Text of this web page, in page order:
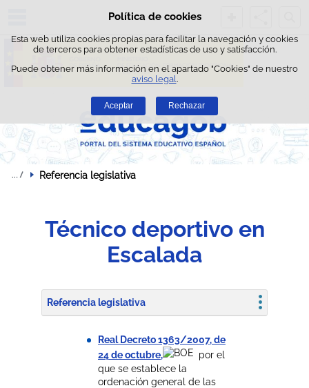
Política de cookies
Esta web utiliza cookies propias para facilitar la navegación y cookies
de terceros para obtener estadísticas de uso y satisfacción.
Puede obtener más información en el apartado "Cookies" de nuestro
aviso legal .
Aceptar Rechazar
Saltar al contenido
Referencia legislativa
Técnico deportivo en
Escalada
Referencia legislativa
Real Decreto 1363/2007, de
24 de octubre,
por el
que se establece la
ordenación general de las